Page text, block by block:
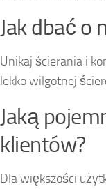
Jak dbać o
Unikaj ścierania i
lekko wilgotnej
Jaką
klientów?
Dla większości